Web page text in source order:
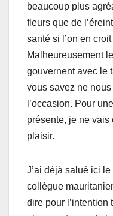
beaucoup plus
fleurs que de
santé si l’on en
Malheureusement
gouvernent avec le
vous savez ne
l’occasion. Pour
présente, je ne vais
plaisir.
J’ai déjà salué ici
collègue
dire pour l’intention